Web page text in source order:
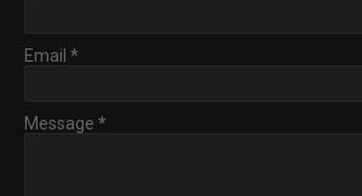
Email *
Message *